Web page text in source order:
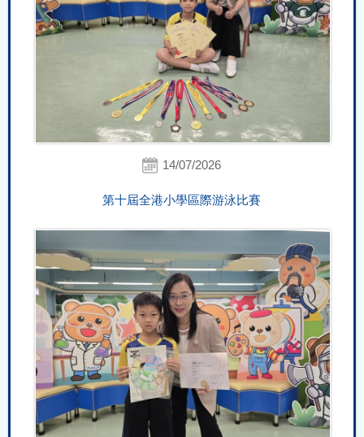
14/07/2026
第十屆全港小學區際游泳比賽